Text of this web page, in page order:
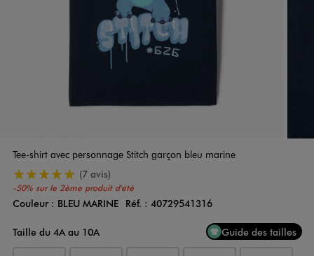
Tee-shirt avec personnage Stitch garçon bleu marine
-50% sur le 2ème produit d'été
5/5 de moyenne(7 avis)
Couleur
Couleur : BLEU MARINE Réf. : 40729541316
Taille du 4A au 10A
Guide des tailles